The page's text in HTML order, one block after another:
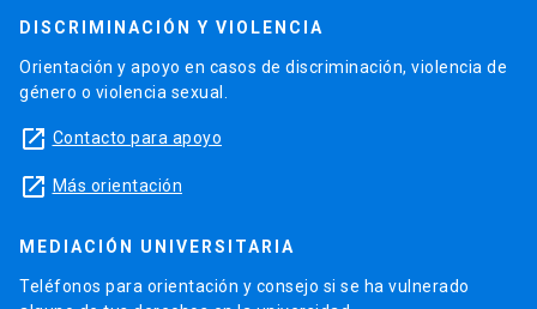
DISCRIMINACIÓN Y VIOLENCIA
Orientación y apoyo en casos de discriminación, violencia de
género o violencia sexual.
launch Contacto para apoyo
launch Más orientación
MEDIACIÓN UNIVERSITARIA
Teléfonos para orientación y consejo si se ha vulnerado